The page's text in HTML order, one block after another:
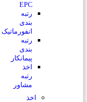
EPC
رتبه
بندی
انفورماتیک
رتبه
بندی
پیمانکار
اخذ
رتبه
مشاور
اخذ